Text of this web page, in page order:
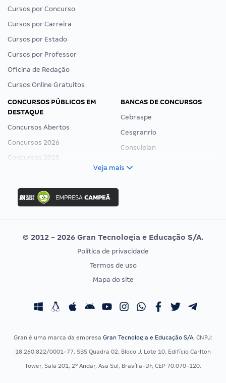
Cursos por Concurso
Cursos por Carreira
Cursos por Estado
Cursos por Professor
Oficina de Redação
Cursos Online Gratuitos
CONCURSOS PÚBLICOS EM
DESTAQUE
Concursos Abertos
Concursos 2026
Concursos 2025
Concurso Ibama
Concurso MPU
Editais publicados
BANCAS DE CONCURSOS
Cebraspe
Cesgranrio
Consulplan
Vunesp
CONCURSOS POR PROFISSÃO
Concursos Fiscais
EXAME DE ORDEM
Calendário OAB
Veja mais
© 2012 - 2026 Gran Tecnologia e Educação S/A.
Política de privacidade
Termos de uso
Mapa do site
Gran é uma marca da empresa Gran Tecnologia e Educação S/A, CNPJ:
18.260.822/0001-77, SBS Quadra 02, Bloco J, Lote 10, Edifício Carlton
Tower, Sala 201, 2º Andar, Asa Sul, Brasília-DF, CEP 70.070-120.